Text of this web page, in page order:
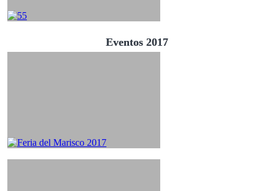
Eventos 2017